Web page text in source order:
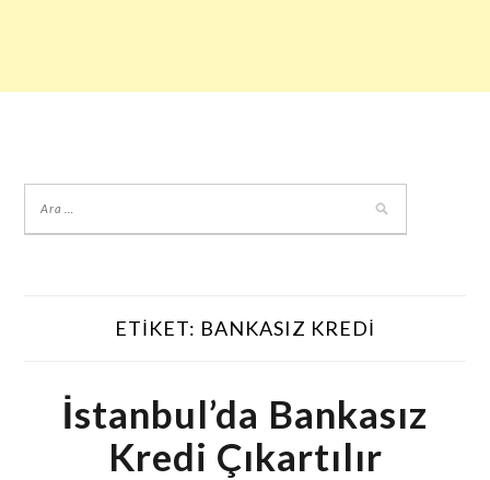
ETIKET: BANKASIZ KREDI
İstanbul’da Bankasız
Kredi Çıkartılır